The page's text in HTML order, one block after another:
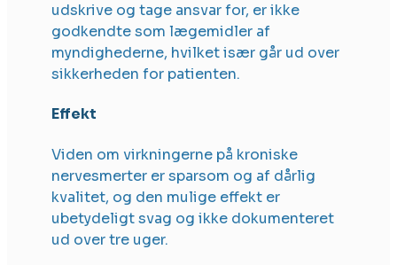
udskrive og tage ansvar for, er ikke
godkendte som lægemidler af
myndighederne, hvilket især går ud over
sikkerheden for patienten.
Effekt
Viden om virkningerne på kroniske
nervesmerter er sparsom og af dårlig
kvalitet, og den mulige effekt er
ubetydeligt svag og ikke dokumenteret
ud over tre uger.